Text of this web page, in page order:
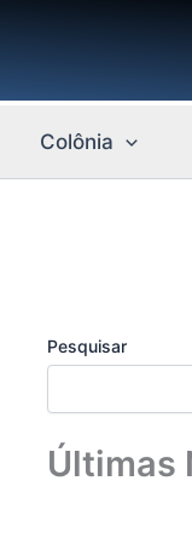
Colônia
Pesquisar
Últimas